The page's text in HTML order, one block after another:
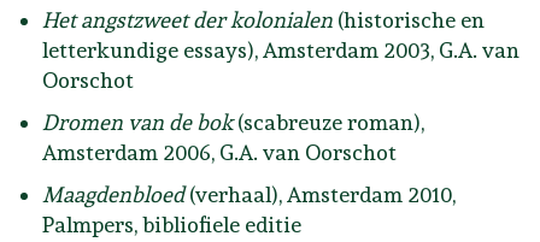
Het angstzweet der kolonialen (historische en
letterkundige essays), Amsterdam 2003, G.A. van
Oorschot
Dromen van de bok(scabreuze roman),
Amsterdam 2006, G.A. van Oorschot
Maagdenbloed(verhaal), Amsterdam 2010,
Palmpers, bibliofiele editie